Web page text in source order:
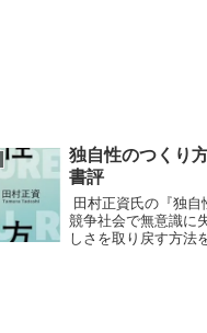
独自性のつくり
書評
田村正資氏の『独自
競争社会で無意識に
しさを取り戻す方法
分の価値観を起点に